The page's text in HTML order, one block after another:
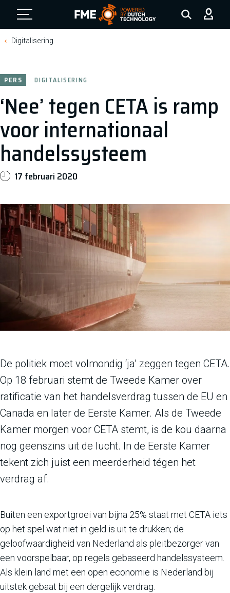
FME Logo, to the homepage
Digitalisering
‘Nee’ tegen CETA is ramp
voor internationaal
handelssysteem
PERS DIGITALISERING
17 februari 2020
De politiek moet volmondig ‘ja’ zeggen tegen CETA.
Op 18 februari stemt de Tweede Kamer over
ratificatie van het handelsverdrag tussen de EU en
Canada en later de Eerste Kamer. Als de Tweede
Kamer morgen voor CETA stemt, is de kou daarna
nog geenszins uit de lucht. In de Eerste Kamer
tekent zich juist een meerderheid tégen het
verdrag af.
Buiten een exportgroei van bijna 25% staat met CETA iets
op het spel wat niet in geld is uit te drukken; de
geloofwaardigheid van Nederland als pleitbezorger van
een voorspelbaar, op regels gebaseerd handelssysteem.
Als klein land met een open economie is Nederland bij
uitstek gebaat bij een dergelijk verdrag.